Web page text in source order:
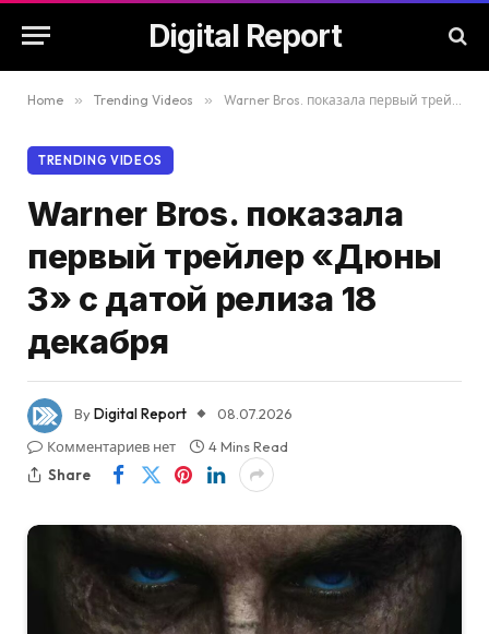
Digital Report
Home » Trending Videos » Warner Bros. показала первый трейлер «Дюны 3» с датой релиза 18 декабря
TRENDING VIDEOS
Warner Bros. показала
первый трейлер «Дюны
3» с датой релиза 18
декабря
ByDigital Report
08.07.2026
Комментариев нет
4 Mins Read
Share